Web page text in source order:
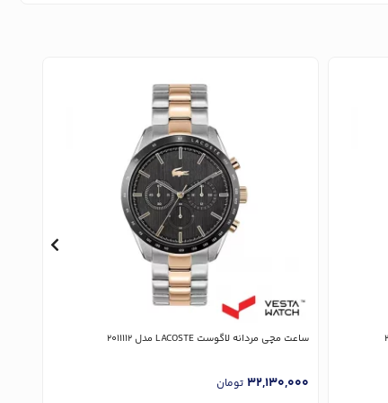
ساعت مچی مردانه لاگوست LACOSTE مدل 2011112
32,130,000 تومان